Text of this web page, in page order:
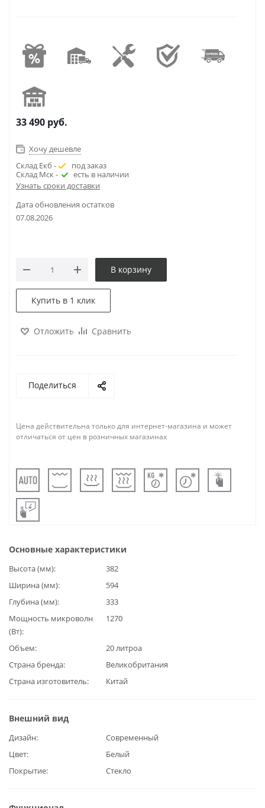
33 490 руб.
Хочу дешевле
Склад Екб -
под заказ
Склад Мск -
есть в наличии
Узнать сроки доставки
Дата обновления остатков
07.08.2026
В корзину
Купить в 1 клик
Отложить Сравнить
Поделиться
Цена действительна только для интернет-магазина и может
отличаться от цен в розничных магазинах
Основные характеристики
Высота (мм)
382
Ширина (мм)
594
Глубина (мм)
333
Мощность микроволн
(Вт)
1270
Объем
20 литроа
Страна бренда
Великобритания
Страна изготовитель
Китай
Внешний вид
Дизайн
Современный
Цвет
Белый
Покрытие
Стекло